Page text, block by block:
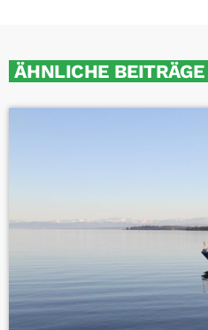
ÄHNLICHE BEITRÄGE